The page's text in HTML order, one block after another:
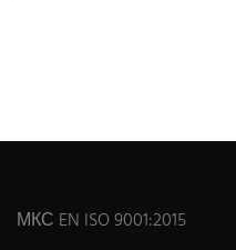
МКС EN ISO 9001:2015